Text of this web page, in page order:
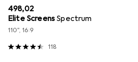
EUR
498,02
Elite Screens Spectrum
110", 16:9
118